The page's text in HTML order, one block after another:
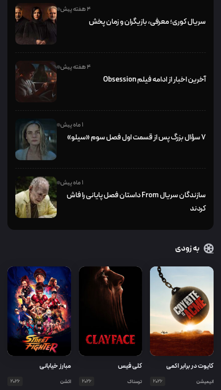
4 هفته پیش
سریال کوری؛ معرفی، بازیگران و زمان پخش
4 هفته پیش
آخرین اخبار از ادامه فیلم Obsession
1 ماه پیش
۷ سؤال بزرگ پس از قسمت اول فصل سوم «سیلو»
1 ماه پیش
سازندگان سریال From داستان فصل پایانی را فاش
کردند
به زودی
کایوت در برابر اکمی
انیمیشن 2026
کلی فیس
ترسناک 2026
مبارز خیابانی
اکشن 2026